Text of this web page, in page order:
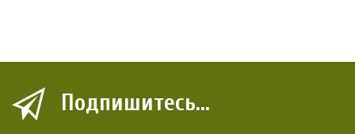
Подпишитесь...